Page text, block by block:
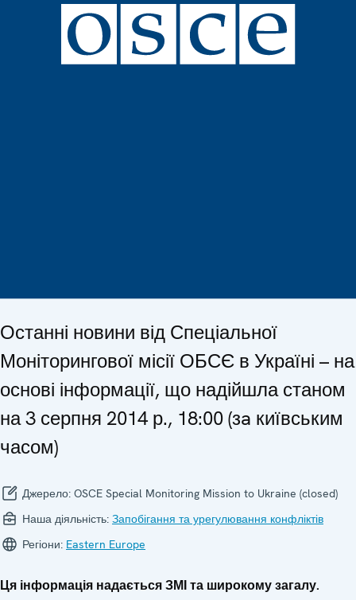
Останні новини від Спеціальної
Моніторингової місії ОБСЄ в Україні – на
основі інформації, що надійшла станом
на 3 серпня 2014 р., 18:00 (зa київським
часом)
Джерело: OSCE Special Monitoring Mission to Ukraine (closed)
Наша діяльність: Запобігання та урегулювання конфліктів
Регіони: Eastern Europe
Ця інформація надається ЗМІ та широкому загалу.